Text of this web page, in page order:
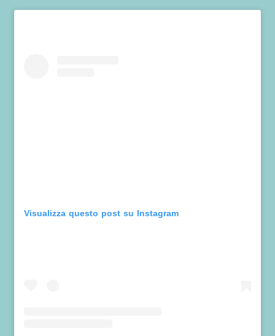
Visualizza questo post su Instagram